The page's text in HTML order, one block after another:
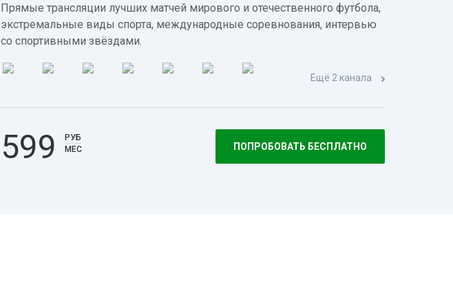
Прямые трансляции лучших матчей мирового и отечественного футбола,
экстремальные виды спорта, международные соревнования, интервью
со спортивными звёздами.
Ещё 2 канала
599
РУБ
МЕС
ПОПРОБОВАТЬ БЕСПЛАТНО